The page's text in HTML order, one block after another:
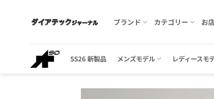
ブランド カテゴリー お
SS26 新製品 メンズモデル レディースモ